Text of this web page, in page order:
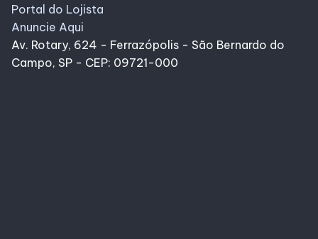
Portal do Lojista
Anuncie Aqui
Av. Rotary, 624 - Ferrazópolis - São Bernardo do
Campo, SP - CEP: 09721-000